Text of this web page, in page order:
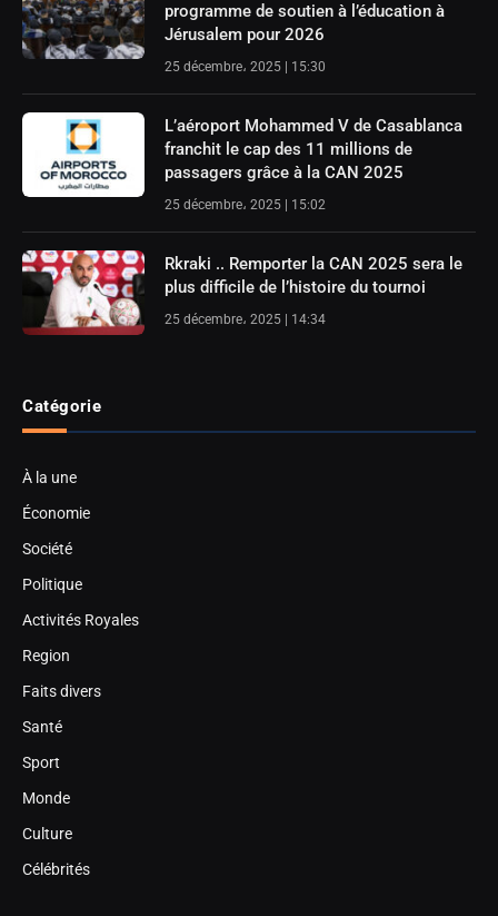
programme de soutien à l’éducation à
Jérusalem pour 2026
25 décembre، 2025 | 15:30
L’aéroport Mohammed V de Casablanca
franchit le cap des 11 millions de
passagers grâce à la CAN 2025
25 décembre، 2025 | 15:02
Rkraki .. Remporter la CAN 2025 sera le
plus difficile de l’histoire du tournoi
25 décembre، 2025 | 14:34
Catégorie
À la une
Économie
Société
Politique
Activités Royales
Region
Faits divers
Santé
Sport
Monde
Culture
Célébrités